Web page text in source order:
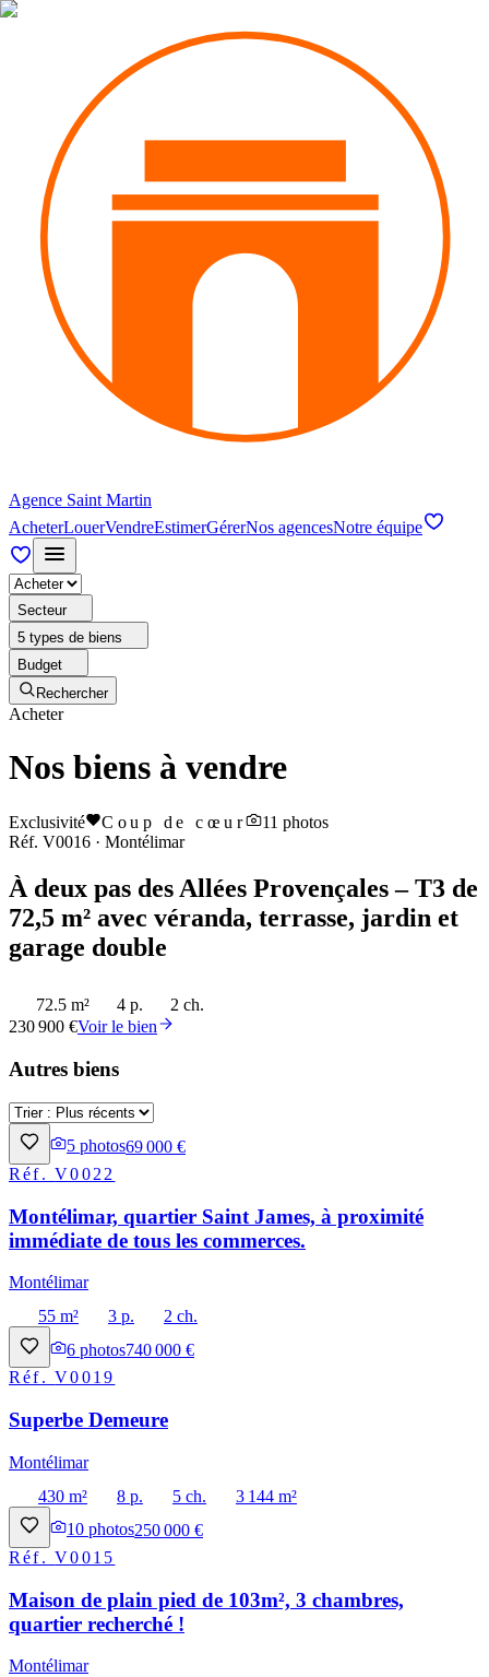
Agence Saint Martin
AcheterLouerVendreEstimerGérerNos agencesNotre équipe
Secteur
5 types de biens
Budget
Rechercher
Acheter
Nos biens à vendre
Exclusivité Coup de cœur 11 photos
Réf. V0016 · Montélimar
À deux pas des Allées Provençales – T3 de
72,5 m² avec véranda, terrasse, jardin et
garage double
72.5 m² 4 p.
2 ch.
230 900 €Voir le bien
Autres biens
5 photos69 000 €
Réf.V0022
Montélimar, quartier Saint James, à proximité
immédiate de tous les commerces.
Montélimar
55 m²
3 p.
2 ch.
6 photos740 000 €
Réf.V0019
Superbe Demeure
Montélimar
430 m²
8 p. 5 ch.
3 144 m²
10 photos250 000 €
Réf.V0015
Maison de plain pied de 103m², 3 chambres,
quartier recherché !
Montélimar